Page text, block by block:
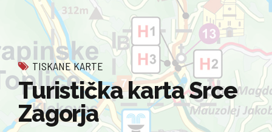
TISKANE KARTE
Turistička karta Srce
Zagorja